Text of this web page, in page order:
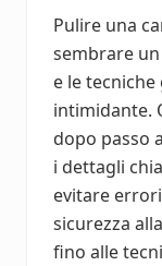
Pulire una
sembrare
e le tecniche
intimidante.
dopo passo
i dettagli
evitare
sicurezza
fino alle